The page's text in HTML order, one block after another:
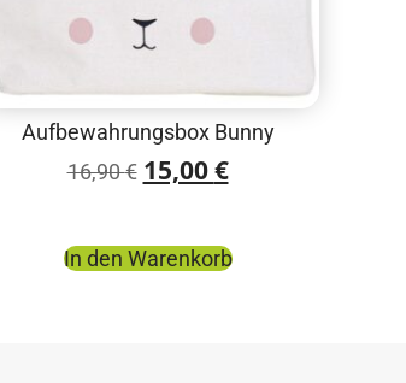
Aufbewahrungsbox Bunny
16,90€ 15,00€
In den Warenkorb